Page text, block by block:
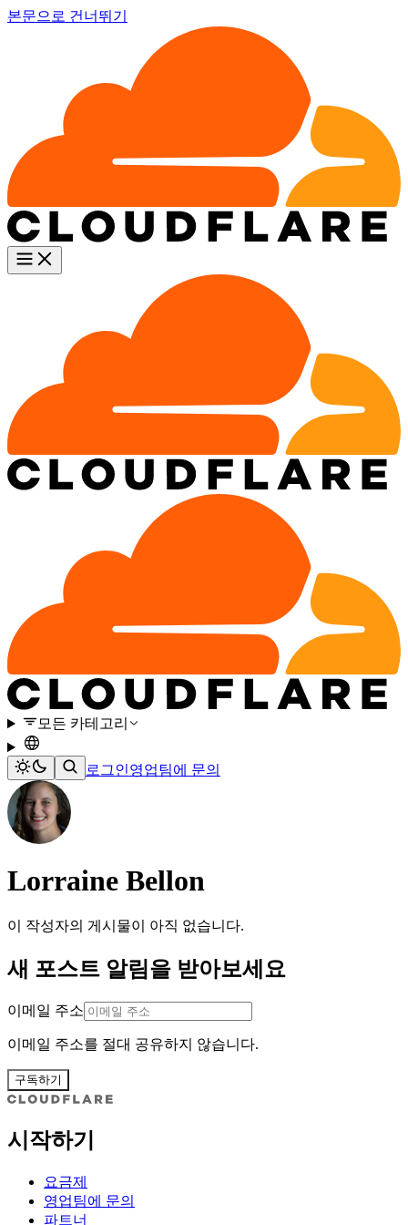
본문으로 건너뛰기
모든 카테고리
로그인영업팀에 문의
Lorraine Bellon
이 작성자의 게시물이 아직 없습니다.
새 포스트 알림을 받아보세요
이메일 주소
이메일 주소를 절대 공유하지 않습니다.
구독하기
시작하기
요금제
영업팀에 문의
파트너